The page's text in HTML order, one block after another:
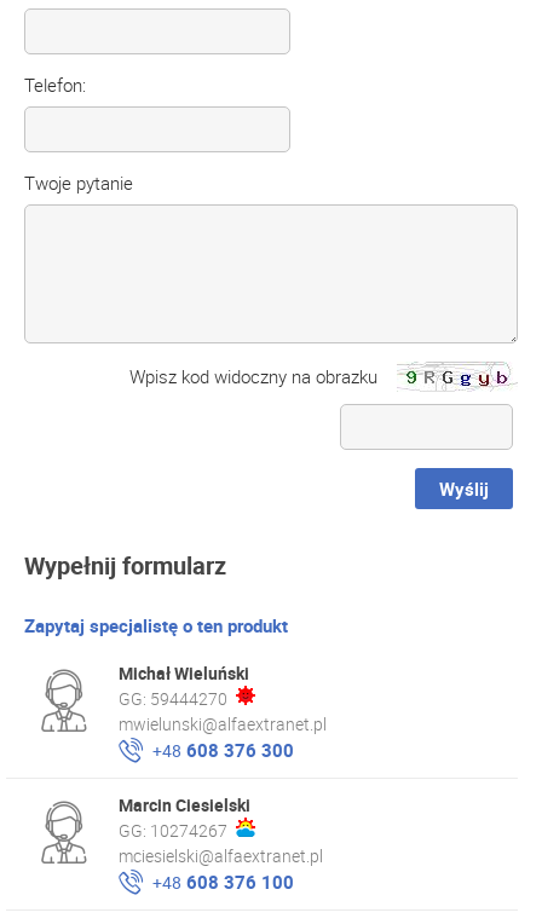
Telefon:
Twoje pytanie
Wpisz kod widoczny na obrazku
Wyślij
Wypełnij formularz
Zapytaj specjalistę o ten produkt
Michał Wieluński
GG: 59444270
mwielunski@alfaextranet.pl
+48 608 376 300
Marcin Ciesielski
GG: 10274267
mciesielski@alfaextranet.pl
+48 608 376 100